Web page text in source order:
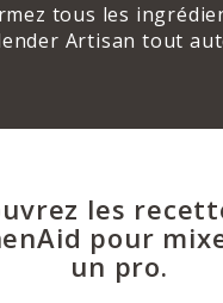
tous les
Artisan tout
les
pour
un pro.